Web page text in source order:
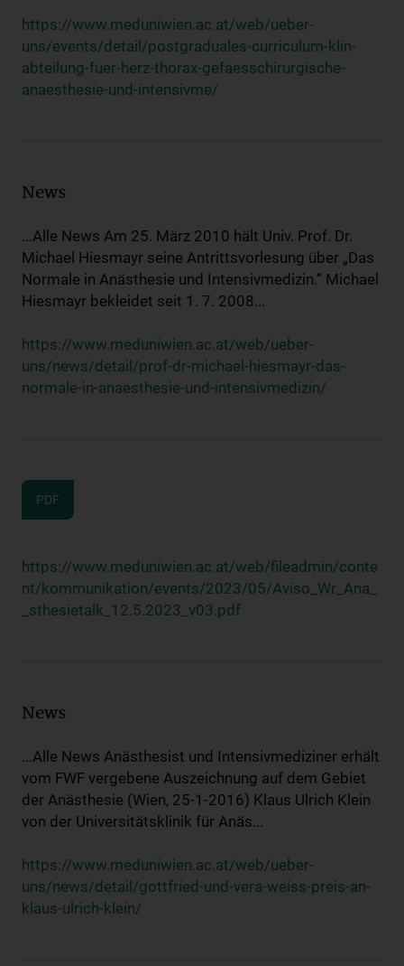
https://www.meduniwien.ac.at/web/ueber-
uns/events/detail/postgraduales-curriculum-klin-
abteilung-fuer-herz-thorax-gefaesschirurgische-
anaesthesie-und-intensivme/
News
...Alle News Am 25. März 2010 hält Univ. Prof. Dr.
Michael Hiesmayr seine Antrittsvorlesung über „Das
Normale in Anästhesie und Intensivmedizin.“ Michael
Hiesmayr bekleidet seit 1. 7. 2008...
https://www.meduniwien.ac.at/web/ueber-
uns/news/detail/prof-dr-michael-hiesmayr-das-
normale-in-anaesthesie-und-intensivmedizin/
PDF
https://www.meduniwien.ac.at/web/fileadmin/conte
nt/kommunikation/events/2023/05/Aviso_Wr_Ana_
_sthesietalk_12.5.2023_v03.pdf
News
...Alle News Anästhesist und Intensivmediziner erhält
vom FWF vergebene Auszeichnung auf dem Gebiet
der Anästhesie (Wien, 25-1-2016) Klaus Ulrich Klein
von der Universitätsklinik für Anäs...
https://www.meduniwien.ac.at/web/ueber-
uns/news/detail/gottfried-und-vera-weiss-preis-an-
klaus-ulrich-klein/